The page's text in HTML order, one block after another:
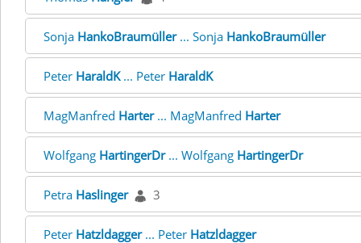
Sonja HankoBraumüller... Sonja HankoBraumüller
Peter HaraldK... Peter HaraldK
MagManfred Harter... MagManfred Harter
Wolfgang HartingerDr... Wolfgang HartingerDr
Petra Haslinger 3
Peter Hatzldagger... Peter Hatzldagger